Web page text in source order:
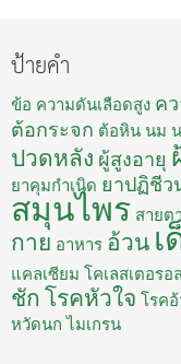
ป้ายคำ
ข้อ ความดันเลือดสูง ค
ต้อกระจก ต้อหิน นม
ปวดหลัง ผู้สูงอายุ
ยาคุมกำเนิด ยาปฏิชีว
สมุนไพร สายต
กาย อาหาร อ้วน เ
แคลเซียม โคเลสเตอรอล
ชัก โรคหัวใจ โรค
หวัดนก ไมเกรน